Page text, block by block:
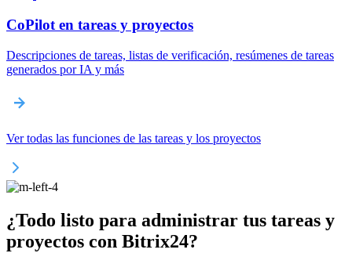
CoPilot en tareas y proyectos
Descripciones de tareas, listas de verificación, resúmenes de tareas
generados por IA y más
Ver todas las funciones de las tareas y los proyectos
¿Todo listo para administrar tus tareas y
proyectos con Bitrix24?